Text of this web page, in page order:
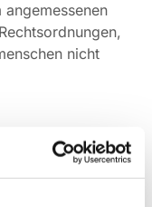
nicht